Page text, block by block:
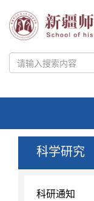
科学研究
科研通知